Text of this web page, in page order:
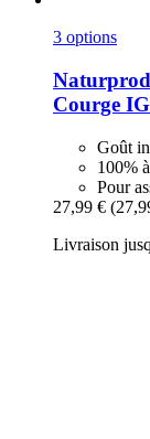
3 options
Courge
Goût
100%
Pour
27,99 €
Livraison